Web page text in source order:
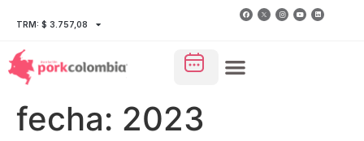
TRM: $ 3.757,08
fecha: 2023